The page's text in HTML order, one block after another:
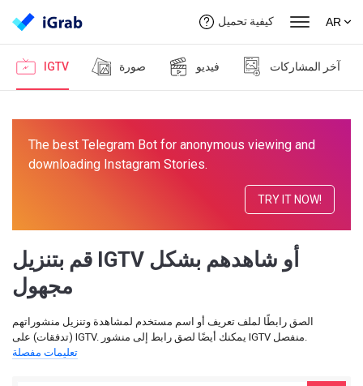
كيفية تحميل AR
IGTV صورة فيديو آخر المشاركات
The best Telegram Bot for anonymous viewing and
downloading Instagram Stories.
TRY IT NOW!
قم بتنزيل IGTV أو شاهدهم بشكل
مجهول
الصق رابطًا لملف تعريف أو اسم مستخدم لمشاهدة وتنزيل منشوراتهم
(تدفقات) على IGTV. يمكنك أيضًا لصق رابط إلى منشور IGTV منفصل.
تعليمات مفصلة